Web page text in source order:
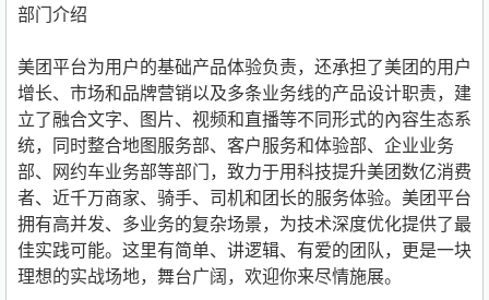
部门介绍
美团平台为用户的基础产品体验负责，还承担了美团的用户
增长、市场和品牌营销以及多条业务线的产品设计职责，建
立了融合文字、图片、视频和直播等不同形式的內容生态系
统，同时整合地图服务部、客户服务和体验部、企业业务
部、网约车业务部等部门，致力于用科技提升美团数亿消费
者、近千万商家、骑手、司机和团长的服务体验。美团平台
拥有高并发、多业务的复杂场景，为技术深度优化提供了最
佳实践可能。这里有简单、讲逻辑、有爱的团队，更是一块
理想的实战场地，舞台广阔，欢迎你来尽情施展。